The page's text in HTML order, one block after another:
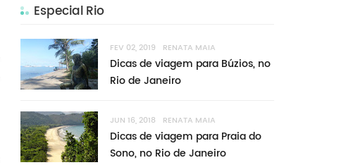
Especial Rio
FEV 02, 2019 RENATA MAIA
Dicas de viagem para Búzios, no
Rio de Janeiro
JUN 16, 2018 RENATA MAIA
Dicas de viagem para Praia do
Sono, no Rio de Janeiro